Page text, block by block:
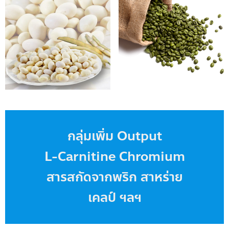
กลุ่มเพิ่ม Output
L-Carnitine Chromium
สารสกัดจากพริก สาหร่าย
เคลป์ ฯลฯ